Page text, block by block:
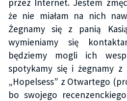
przez Internet. Jestem
że nie miałam na nich
Żegnamy się z panią
wymieniamy się
będziemy mogli ich
spotykamy się i żegnamy z
„Hopelsess” z Otwartego
bo swojego